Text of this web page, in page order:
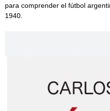
para comprender el fútbol
1940.